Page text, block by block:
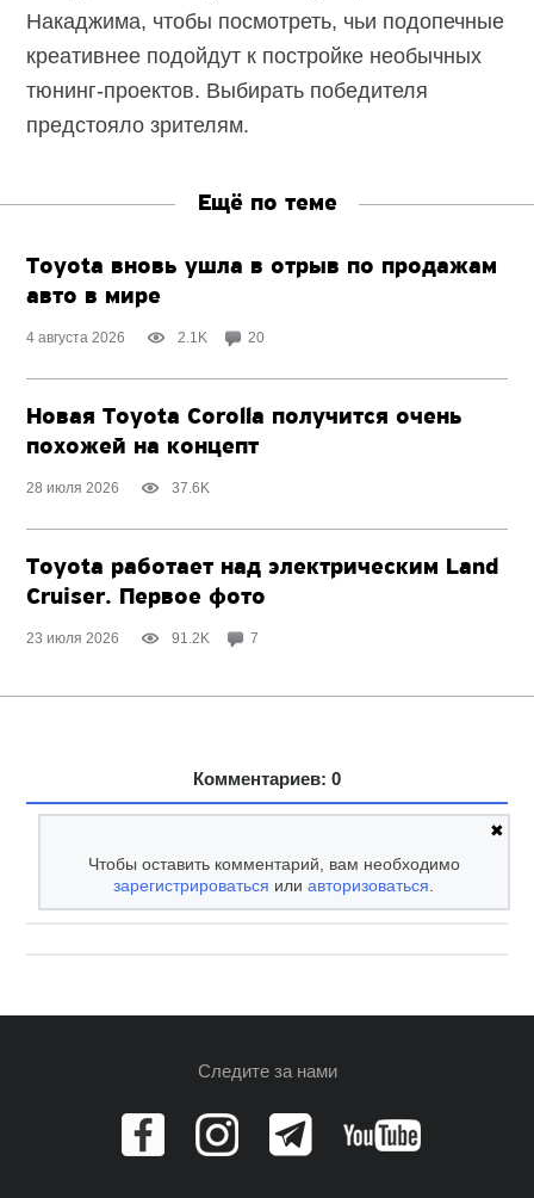
Накаджима, чтобы посмотреть, чьи подопечные
креативнее подойдут к постройке необычных
тюнинг-проектов. Выбирать победителя
предстояло зрителям.
Ещё по теме
Toyota вновь ушла в отрыв по продажам
авто в мире
4 августа 2026 2.1K 20
Новая Toyota Corolla получится очень
похожей на концепт
28 июля 2026 37.6K
Toyota работает над электрическим Land
Cruiser. Первое фото
23 июля 2026 91.2K 7
Комментариев: 0
✖
Чтобы оставить комментарий, вам необходимо
зарегистрироваться илиавторизоваться
Следите за нами